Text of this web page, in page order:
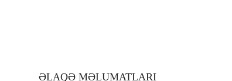
ƏLAQƏ MƏLUMATLARI